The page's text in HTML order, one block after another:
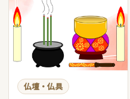
仏壇・仏具